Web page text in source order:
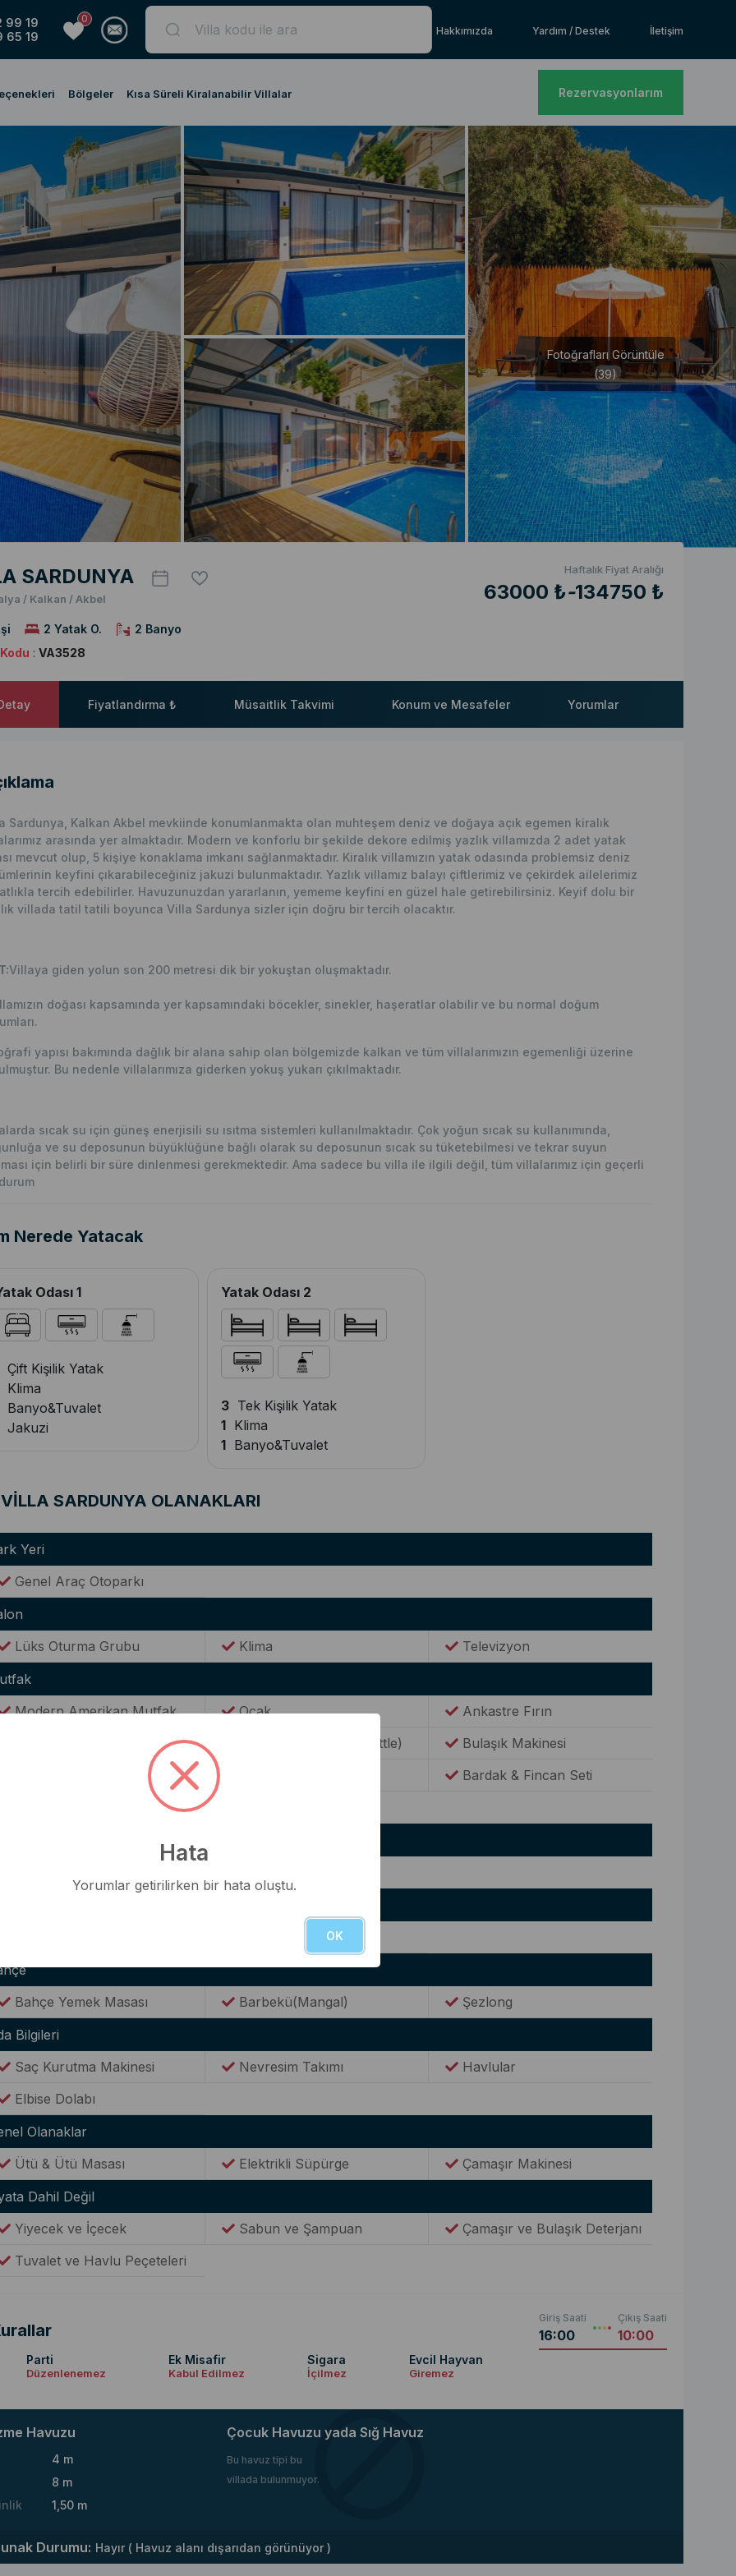
99 19
65 19
0
Hakkımızda
Yardım / Destek İletişim
Bölgeler Kısa Süreli Kiralanabilir Villalar Rezervasyonlarım
Fotoğrafları Görüntüle
(39)
SARDUNYA
/ Kalkan / Akbel
Haftalık Fiyat Aralığı
63000 ₺-134750 ₺
2 Yatak O.
2 Banyo
: VA3528
Fiyatlandırma ₺ Müsaitlik Takvimi Konum ve Mesafeler Yorumlar
Sardunya, Kalkan Akbel mevkiinde konumlanmakta olan muhteşem deniz ve doğaya açık egemen kiralık
arasında yer almaktadır. Modern ve konforlu bir şekilde dekore edilmiş yazlık villamızda 2 adet yatak
mevcut olup, 5 kişiye konaklama imkanı sağlanmaktadır. Kiralık villamızın yatak odasında problemsiz deniz
keyfini çıkarabileceğiniz jakuzi bulunmaktadır. Yazlık villamız balayı çiftlerimiz ve çekirdek ailelerimiz
tercih edebilirler. Havuzunuzdan yararlanın, yememe keyfini en güzel hale getirebilirsiniz. Keyif dolu bir
villada tatil tatili boyunca Villa Sardunya sizler için doğru bir tercih olacaktır.
Villaya giden yolun son 200 metresi dik bir yokuştan oluşmaktadır.
doğası kapsamında yer kapsamındaki böcekler, sinekler, haşeratlar olabilir ve bu normal doğum
yapısı bakımında dağlık bir alana sahip olan bölgemizde kalkan ve tüm villalarımızın egemenliği üzerine
Bu nedenle villalarımıza giderken yokuş yukarı çıkılmaktadır.
sıcak su için güneş enerjisili su ısıtma sistemleri kullanılmaktadır. Çok yoğun sıcak su kullanımında,
ve su deposunun büyüklüğüne bağlı olarak su deposunun sıcak su tüketebilmesi ve tekrar suyun
için belirli bir süre dinlenmesi gerekmektedir. Ama sadece bu villa ile ilgili değil, tüm villalarımız için geçerli
Nerede Yatacak
Odası 1
Çift Kişilik Yatak
Klima
Banyo&Tuvalet
Jakuzi
Yatak Odası 2
3 Tek Kişilik Yatak
1 Klima
1 Banyo&Tuvalet
VİLLA SARDUNYA OLANAKLARI
Yeri
Genel Araç Otoparkı
Lüks Oturma Grubu
Klima
Televizyon
Modern Amerikan Mutfak
Ocak
Ankastre Fırın
Elektrikli Su Isıtıcısı(Kettle)
Bulaşık Makinesi
Tencere & Tava Takımları
Bardak & Fincan Seti
Deniz Manzaralı
Bahçe Yemek Masası
Barbekü(Mangal)
Şezlong
Bilgileri
Saç Kurutma Makinesi
Nevresim Takımı
Havlular
Elbise Dolabı
Olanaklar
Ütü & Ütü Masası
Elektrikli Süpürge
Çamaşır Makinesi
Dahil Değil
Yiyecek ve İçecek
Sabun ve Şampuan
Çamaşır ve Bulaşık Deterjanı
Tuvalet ve Havlu Peçeteleri
Giriş Saati
16:00
Çıkış Saati
10:00
Parti
Düzenlenemez
Ek Misafir
Kabul Edilmez
Sigara
İçilmez
Evcil Hayvan
Giremez
Havuzu
4 m
8 m
1,50 m
Çocuk Havuzu yada Sığ Havuz
Bu havuz tipi bu
villada bulunmuyor.
Durumu: Hayır ( Havuz alanı dışarıdan görünüyor )
Hata
Yorumlar getirilirken bir hata oluştu.
OK